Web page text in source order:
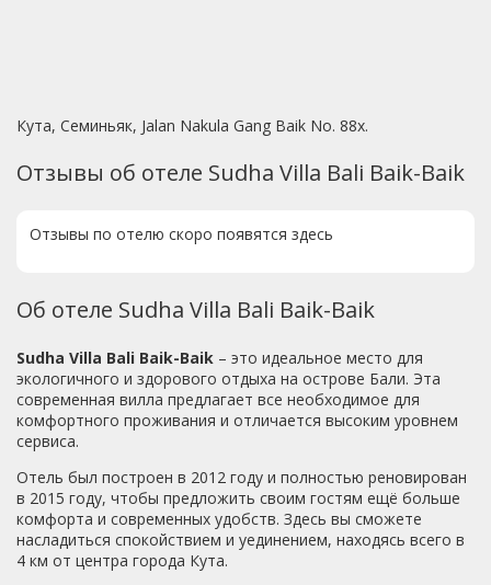
Кута, Семиньяк, Jalan Nakula Gang Baik No. 88x.
Отзывы об отеле Sudha Villa Bali Baik-Baik
Отзывы по отелю скоро появятся здесь
Об отеле Sudha Villa Bali Baik-Baik
Sudha Villa Bali Baik-Baik – это идеальное место для
экологичного и здорового отдыха на острове Бали. Эта
современная вилла предлагает все необходимое для
комфортного проживания и отличается высоким уровнем
сервиса.
Отель был построен в 2012 году и полностью реновирован
в 2015 году, чтобы предложить своим гостям ещё больше
комфорта и современных удобств. Здесь вы сможете
насладиться спокойствием и уединением, находясь всего в
4 км от центра города Кута.